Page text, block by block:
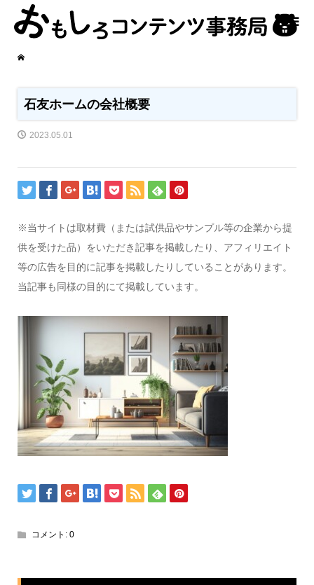
石友ホームの会社概要
2023.05.01
※当サイトは取材費（または試供品やサンプル等の企業から提
供を受けた品）をいただき記事を掲載したり、アフィリエイト
等の広告を目的に記事を掲載したりしていることがあります。
当記事も同様の目的にて掲載しています。
コメント: 0